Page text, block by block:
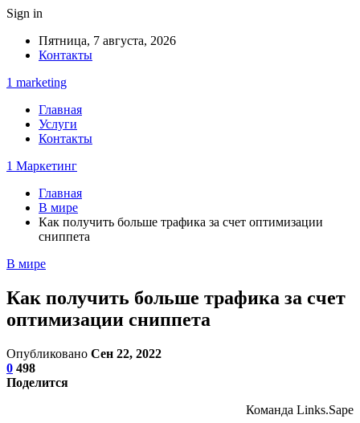
Sign in
Пятница, 7 августа, 2026
Контакты
1 marketing
Главная
Услуги
Контакты
1 Маркетинг
Главная
В мире
Как получить больше трафика за счет оптимизации
сниппета
В мире
Как получить больше трафика за счет
оптимизации сниппета
Опубликовано Сен 22, 2022
0 498
Поделится
Команда Links.Sape